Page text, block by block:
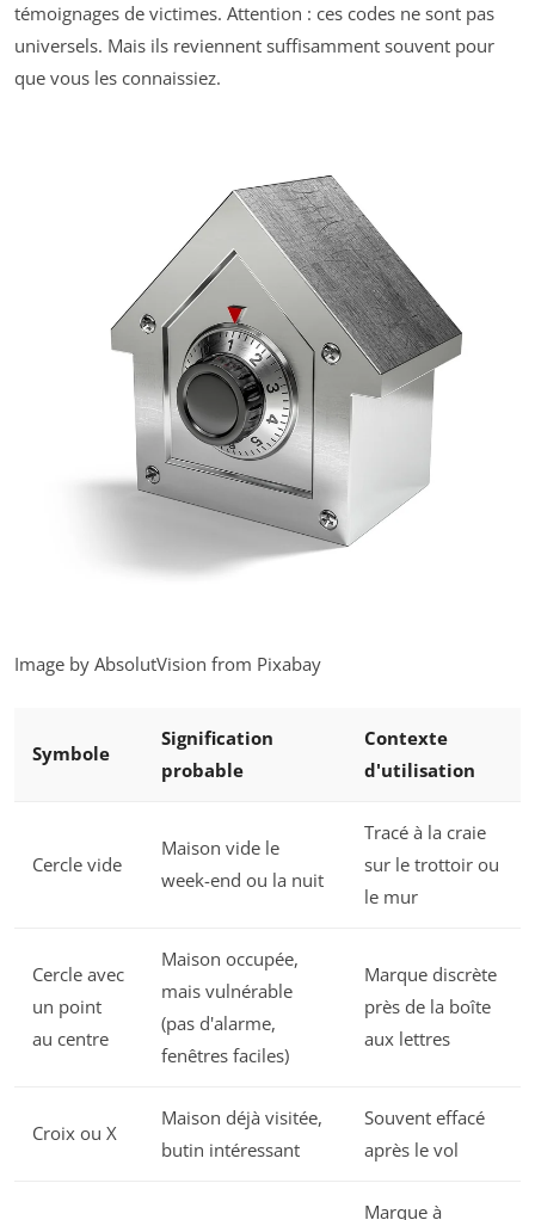
témoignages de victimes. Attention : ces codes ne sont pas
universels. Mais ils reviennent suffisamment souvent pour
que vous les connaissiez.
Image by AbsolutVision from Pixabay
Symbole
Signification
probable
Contexte
d'utilisation
Cercle vide
Maison vide le
week-end ou la nuit
Tracé à la craie
sur le trottoir ou
le mur
Cercle avec
un point
au centre
Maison occupée,
mais vulnérable
(pas d'alarme,
fenêtres faciles)
Marque discrète
près de la boîte
aux lettres
Croix ou X
Maison déjà visitée,
butin intéressant
Souvent effacé
après le vol
Marque à